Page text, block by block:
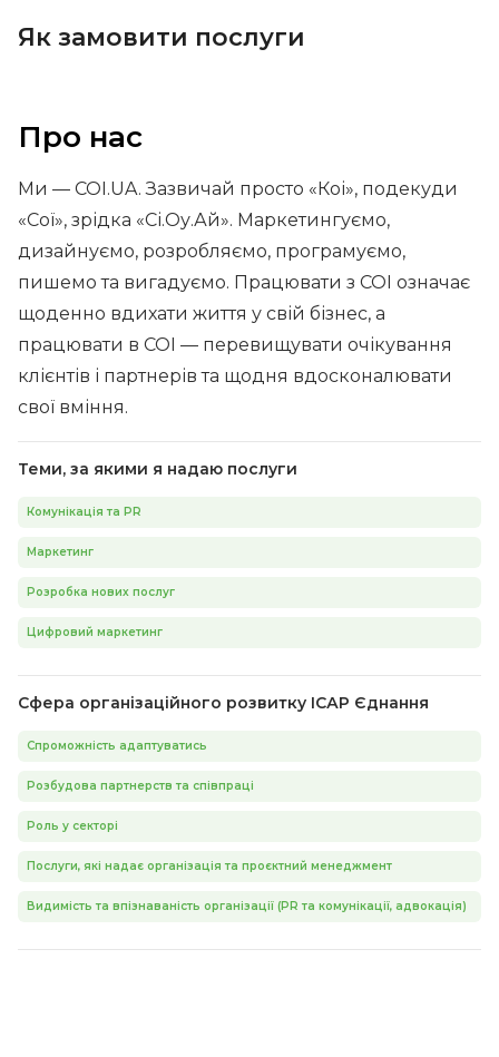
Про нас
Ми — СОІ.UA. Зазвичай просто «Коі», подекуди
«Сої», зрідка «Сі.Оу.Ай». Маркетингуємо,
дизайнуємо, розробляємо, програмуємо,
пишемо та вигадуємо. Працювати з СОІ означає
щоденно вдихати життя у свій бізнес, а
працювати в СОІ — перевищувати очікування
клієнтів і партнерів та щодня вдосконалювати
свої вміння.
Теми, за якими я надаю послуги
Комунікація та PR
Маркетинг
Розробка нових послуг
Цифровий маркетинг
Сфера організаційного розвитку ІСАР Єднання
Спроможність адаптуватись
Розбудова партнерств та співпраці
Роль у секторі
Послуги, які надає організація та проєктний менеджмент
Видимість та впізнаваність організації (PR та комунікації, адвокація)
Як замовити послуги